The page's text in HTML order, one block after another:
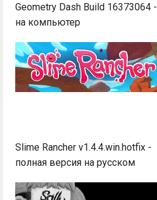
Geometry Dash Build 16373064 -
на компьютер
Slime Rancher v1.4.4.win.hotfix -
полная версия на русском